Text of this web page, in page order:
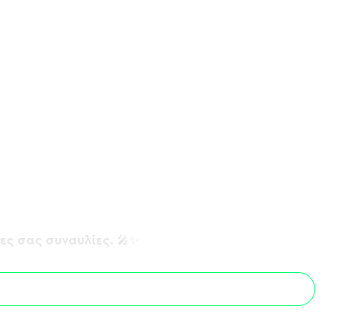
σας συναυλίες. 🎤✨